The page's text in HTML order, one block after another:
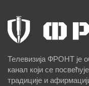
Телевизија ФРОНТ је
канал који се
традиције и